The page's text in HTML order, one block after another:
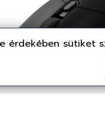
érdekében sütiket